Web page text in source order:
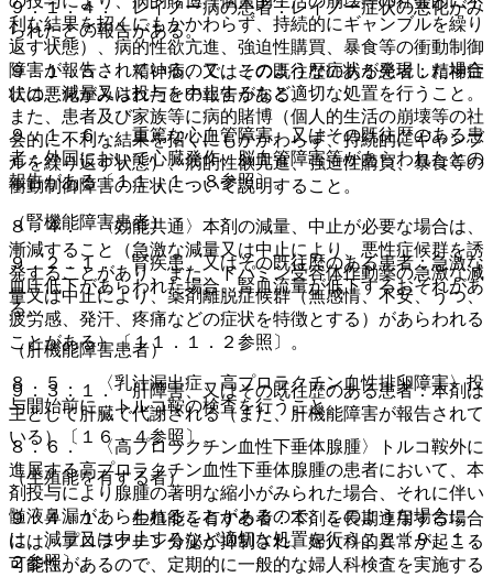
９．１．４． レイノー病の患者：レイノー症状の悪化がみ
られたとの報告がある。
９．１．５． 精神病、又はその既往歴のある患者：精神症
状の悪化がみられたとの報告がある。
９．１．６． 重篤な心血管障害、又はその既往歴のある患
者：外国において心臓発作、脳血管障害等があらわれたとの
報告がある〔１１．１．８参照〕。
（腎機能障害患者）
９．２．１． 腎疾患、又はその既往歴のある患者：急激な
血圧低下があらわれた場合、腎血流量が低下するおそれがあ
る。
（肝機能障害患者）
９．３．１． 肝障害、又はその既往歴のある患者：本剤は
主として肝臓で代謝される（また、肝機能障害が報告されて
いる）〔１６．４参照〕。
（生殖能を有する者）
９．４．１． 生殖能を有する者：本剤を長期連用する場合
には、プロラクチン分泌が抑制され、婦人科的異常が起こる
可能性があるので、定期的に一般的な婦人科検査を実施する
利な結果を招くにもかかわらず、持続的にギャンブルを繰り
返す状態）、病的性欲亢進、強迫性購買、暴食等の衝動制御
障害が報告されているので、このような症状が発現した場合
には、減量又は投与を中止するなど適切な処置を行うこと。
また、患者及び家族等に病的賭博（個人的生活の崩壊等の社
会的に不利な結果を招くにもかかわらず、持続的にギャンブ
ルを繰り返す状態）、病的性欲亢進、強迫性購買、暴食等の
衝動制御障害の症状について説明すること。
８．４． 〈効能共通〉本剤の減量、中止が必要な場合は、
漸減すること（急激な減量又は中止により、悪性症候群を誘
発することがあり、また、ドパミン受容体作動薬の急激な減
量又は中止により、薬剤離脱症候群（無感情、不安、うつ、
疲労感、発汗、疼痛などの症状を特徴とする）があらわれる
ことがある）〔１１．１．２参照〕。
８．５． 〈乳汁漏出症、高プロラクチン血性排卵障害〉投
与開始前に、トルコ鞍の検査を行うこと。
８．６． 〈高プロラクチン血性下垂体腺腫〉トルコ鞍外に
進展する高プロラクチン血性下垂体腺腫の患者において、本
剤投与により腺腫の著明な縮小がみられた場合、それに伴い
髄液鼻漏があらわれることがあるので、このような場合に
は、減量又は中止するなど適切な処置を行うこと〔９．１．
２参照〕。